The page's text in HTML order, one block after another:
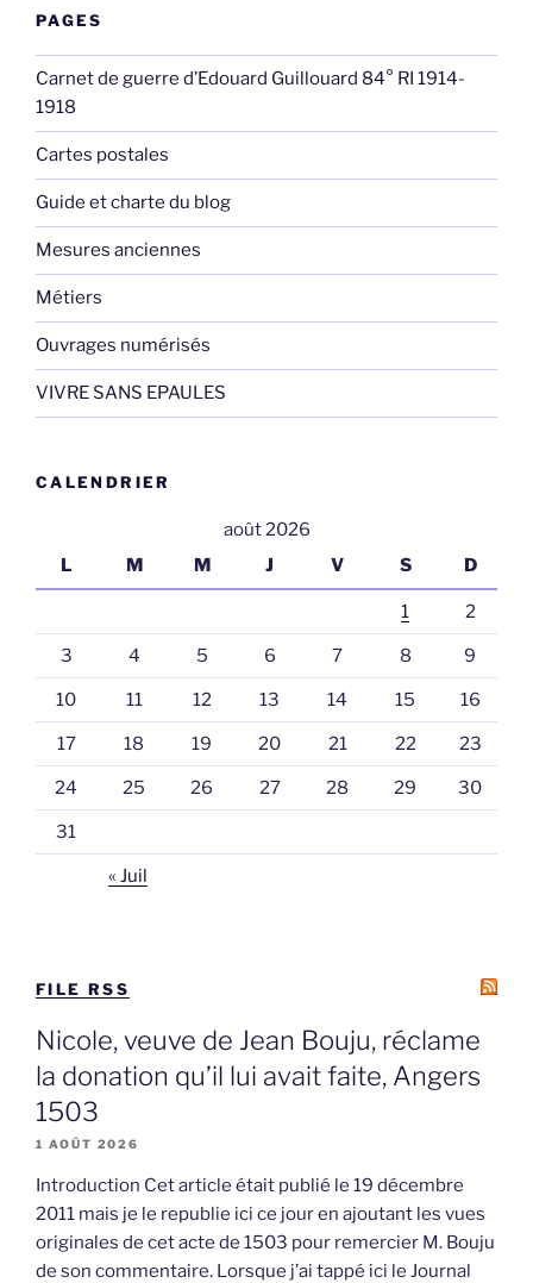
PAGES
Carnet de guerre d’Edouard Guillouard 84° RI 1914-
1918
Cartes postales
Guide et charte du blog
Mesures anciennes
Métiers
Ouvrages numérisés
VIVRE SANS EPAULES
CALENDRIER
août 2026
L
M M J V S D
1 2
3 4 5 6 7 8 9
10 11 12 13 14 15 16
17 18 19 20 21 22 23
24 25 26 27 28 29 30
31
« Juil
FILE RSS
Nicole, veuve de Jean Bouju, réclame
la donation qu’il lui avait faite, Angers
1503
1 AOÛT 2026
Introduction Cet article était publié le 19 décembre
2011 mais je le republie ici ce jour en ajoutant les vues
originales de cet acte de 1503 pour remercier M. Bouju
de son commentaire. Lorsque j’ai tappé ici le Journal